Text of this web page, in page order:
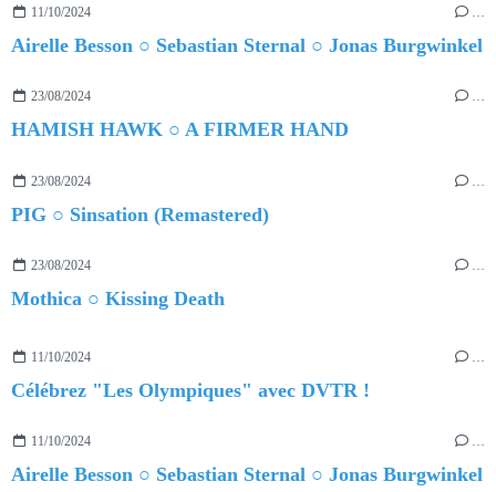
11/10/2024 …
Airelle Besson ○ Sebastian Sternal ○ Jonas Burgwinkel
23/08/2024 …
HAMISH HAWK ○ A FIRMER HAND
23/08/2024
PIG ○ Sinsation (Remastered)
23/08/2024 …
Mothica ○ Kissing Death
11/10/2024
Célébrez "Les Olympiques" avec DVTR !
11/10/2024 …
Airelle Besson ○ Sebastian Sternal ○ Jonas Burgwinkel